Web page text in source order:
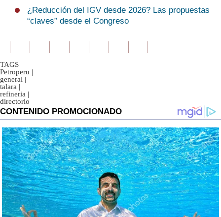
¿Reducción del IGV desde 2026? Las propuestas
“claves” desde el Congreso
TAGS
Petroperu |
general |
talara |
refineria |
directorio